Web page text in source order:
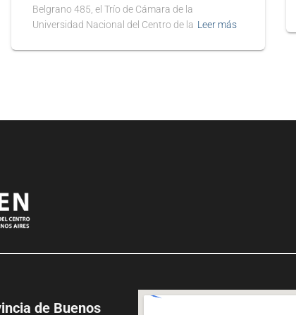
Belgrano 485, el Trío de Cámara de la
Universidad Nacional del Centro de la Leer más
de Buenos